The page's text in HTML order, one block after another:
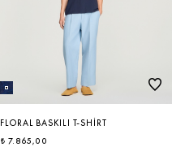
FLORAL BASKILI T-SHIRT
₺ 7.865,00